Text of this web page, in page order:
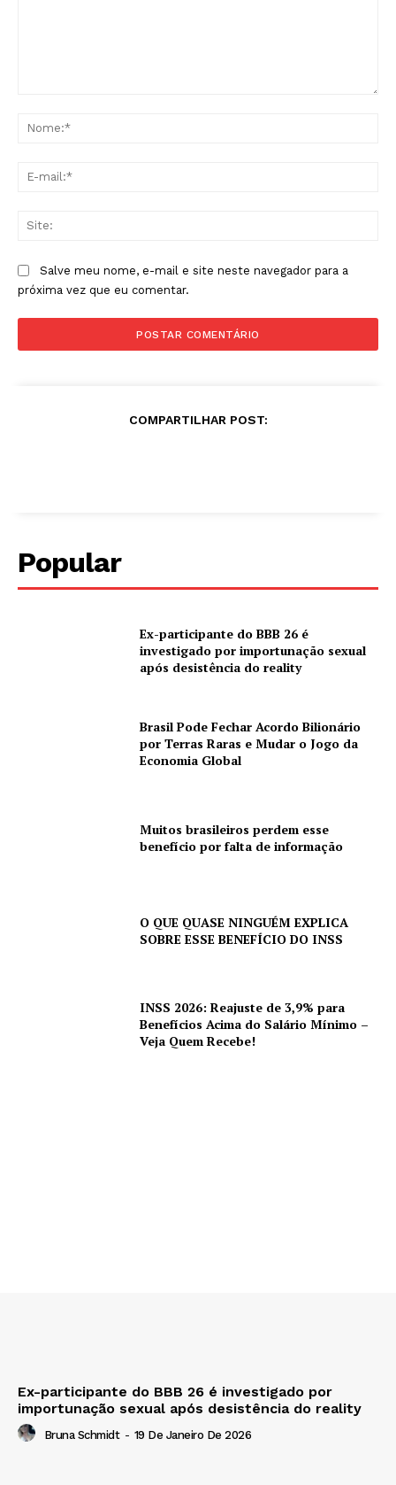
Salve meu nome, e-mail e site neste navegador para a
próxima vez que eu comentar.
COMPARTILHAR POST:
Popular
Ex-participante do BBB 26 é
investigado por importunação sexual
após desistência do reality
Brasil Pode Fechar Acordo Bilionário
por Terras Raras e Mudar o Jogo da
Economia Global
Muitos brasileiros perdem esse
benefício por falta de informação
O QUE QUASE NINGUÉM EXPLICA
SOBRE ESSE BENEFÍCIO DO INSS
INSS 2026: Reajuste de 3,9% para
Benefícios Acima do Salário Mínimo –
Veja Quem Recebe!
Ex-participante do BBB 26 é investigado por
importunação sexual após desistência do reality
Bruna Schmidt - 19 De Janeiro De 2026